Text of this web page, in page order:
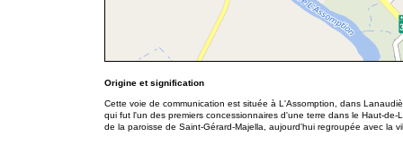
Origine et signification
Cette voie de communication est située à L'Assomption, dans
qui fut l'un des premiers concessionnaires d'une terre dans le Haut-
de la paroisse de Saint-Gérard-Majella, aujourd'hui regroupée avec la